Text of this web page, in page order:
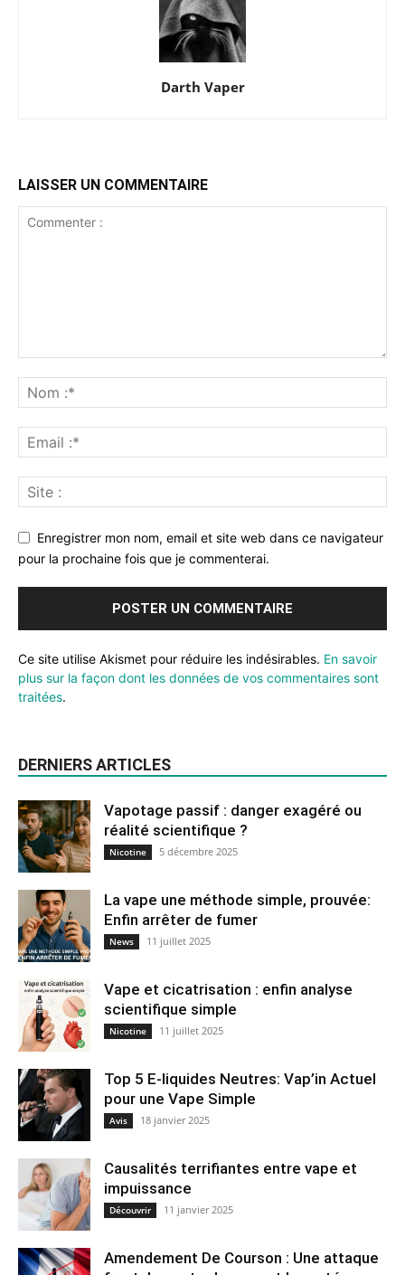
Darth Vaper
LAISSER UN COMMENTAIRE
Enregistrer mon nom, email et site web dans ce navigateur
pour la prochaine fois que je commenterai.
Ce site utilise Akismet pour réduire les indésirables. En savoir
plus sur la façon dont les données de vos commentaires sont
traitées.
DERNIERS ARTICLES
Vapotage passif : danger exagéré ou
réalité scientifique ?
Nicotine 5 décembre 2025
La vape une méthode simple, prouvée:
Enfin arrêter de fumer
News 11 juillet 2025
Vape et cicatrisation : enfin analyse
scientifique simple
Nicotine 11 juillet 2025
Top 5 E-liquides Neutres: Vap’in Actuel
pour une Vape Simple
Avis 18 janvier 2025
Causalités terrifiantes entre vape et
impuissance
Découvrir 11 janvier 2025
Amendement De Courson : Une attaque